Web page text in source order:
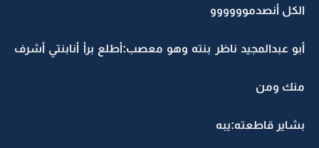
الكل أنصدموووووو
أبو عبدالمجيد ناظر بنته وهو معصب:أطلع برأ أنابنتي أشرف
منك ومن
بشاير قاطعته:يبه